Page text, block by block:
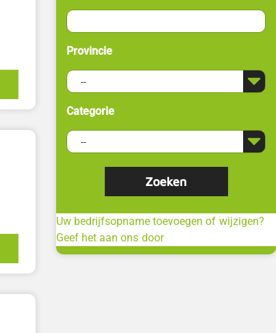
Provincie
Categorie
Uw bedrijfsopname toevoegen of wijzigen?
Geef het aan ons door